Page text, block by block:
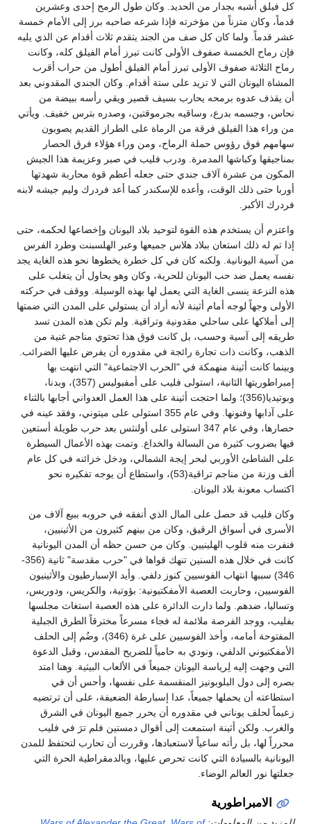
كل فيلق أشبه بجدار من الحديد. وكان طول الرمح إحدى وعشرين
قدماً، وكان متزناً من مؤخرته فإذا شرعه صاحبه برز إلى الأمام خمسة
عشر قدماً. ولما كان كل صف من الجند يتقدم ثلاث أقدام عن الذي يليه
فإن رماح الخمسة صفوف الأولى كانت تبرز أمام الفيلق كله، وكانت
رماح الثلاثة صفوف الأولى تبرز أمام الفيلق أطول من حراب أقرب
المشاة اليونان التي لا تزيد على ستة أقدام. وكان الجندي المقدوني بعد
أن يقذف عدوه برمحه يحارب بسيف قصير ويقي رأسه ببيضة من
نحاس، وجسمه بدرع، وساقيه بجرموقتين، وصدره بترس خفيف. ويأتي
من وراء هذا الفيلق فرقة من الرماة على الطراز القديم يصوبون
سهامهم فوق رؤوس حملة الرماح، ومن وراء هؤلاء فرق الحصار
بمناجيقها وكباشها المدمرة. ودرب فليب في صبر وعزيمة هذا الجيش
المكون من عشرة آلاف جندي حتى جعله أعظم قوة محاربة شهدتها
أوربا حتى ذلك الوقت، وأعده للإسكندر كما أعد فردرك وليم جيشه لابنه
فردرك الأكبر.
واعتزم أن يستخدم هذه القوة لتوحيد بلاد اليونان وإخضاعها لحكمه، حتى
إذا تم له ذلك استعان ببلاد هلاس جميعها وعبر الهلسبنت وطرد الفرس
من آسية اليونانية. ولكنه كان في كل خطرة يخطوها نحو هذه الغاية يجد
نفسه يعمل ضد حب اليونان للحرية، وكان وهو يحاول أن يتغلب على
هذه النزعة ينسى الغاية التي يعمل لها بهذه الوسيلة. ووقف في حركته
الأولى وجهاً لوجه أمام أثينة لأنه أراد أن يستولي على المدن التي ضمتها
إلى أملاكها على ساحلي مقدونية وتراقية. ولم تكن هذه المدن تسد
طريقه إلى آسية وحسب، بل كانت فوق هذا تحتوي مناجم غنية من
الذهب، وكانت ذات تجارة رائجة في مقدوره أن يفرض عليها الضرائب.
وبينما كانت أثينة منهمكة في "الحرب الاجتماعية" التي انتهت بها
إمبراطوريتها الثانية، استولى فليب على أمفبوليس (357)، وبدنا،
وبوتيديا(356)؛ ولما احتجت أثينة على هذا العمل العدواني أجابها بالثناء
على آدابها وفنونها. وفي عام 355 استولى على ميتوني، وفقد عينه في
حصارها، وفي عام 347 استولى على أولنثس بعد حرب طويلة أستعين
فيها بضروب كثيرة من البسالة والخداع. وتمت بهذه الأعمال السيطرة
على الشاطئ الأوربي لبحر إيجة الشمالي، ودخل خزائنه في كل عام
ألف وزنة من مناجم تراقية(53)، واستطاع أن يوجه تفكيره نحو
اكتساب معونة بلاد اليونان.
وكان فليب قد حصل على المال الذي أنفقه في حروبه ببيع آلاف من
الأسرى في أسواق الرقيق، وكان من بينهم كثيرون من الأثينيين،
فنفرت منه قلوب الهلينيين. وكان من حسن حظه أن المدن اليونانية
كانت في خلال هذه السنين تنهك قواها في "حرب مقدسة" ثانية (356-
346) سببها انتهاب الفوسيين كنوز دلفي. وأيد الإسبارطيون والأثينيون
الفوسيين، وحاربت العصبة الأمفكتيونية: بؤوتية، والكريس، ودوريس،
وتساليا، ضدهم. ولما دارت الدائرة على هذه العصبة استغاث مجلسها
بفليب، ووجد الفرصة ملائمة له فجاء مسرعاً مخترقاً الطرق الجبلية
المفتوحة أمامه، وأخذ الفوسيين على غرة (346)، وضُم إلى الحلف
الأمفكتيوني الدلفي، ونودي به حامياً للضريح المقدس، وقبل الدعوة
التي وجهت إليه لِرياسة اليونان جميعاً في الألعاب البيثية. وهنا امتد
بصره إلى دول البلوبونيز المنقسمة على نفسها، وأحس أن في
استطاعته أن يحملها جميعاً، عدا إسبارطة الضعيفة، على أن ترتضيه
زعيماً لحلف يوناني في مقدوره أن يحرر جميع اليونان في الشرق
والغرب. ولكن أثينة استمعت إلى أقوال دمستين فلم ترَ في فليب
محرراً لها، بل رأته ساعياً لاستعبادها، وقررت أن تحارب لتحتفظ للمدن
اليونانية بالسيادة التي كانت تحرص عليها، وبالدمقراطية الحرة التي
جعلتها نور العالم الوضاء.
الامبراطورية